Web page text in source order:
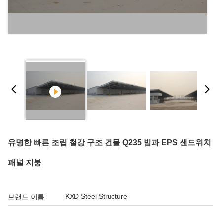
유명한 빠른 조립 철강 구조 건물 Q235 빔과 EPS 샌드위치
패널 지붕
브랜드 이름: KXD Steel Structure